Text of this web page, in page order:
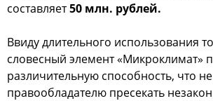
составляет50 млн. рублей.
Ввиду длительного использования
словесный элемент «Микроклимат»
различительную способность, что
правообладателю пресекать